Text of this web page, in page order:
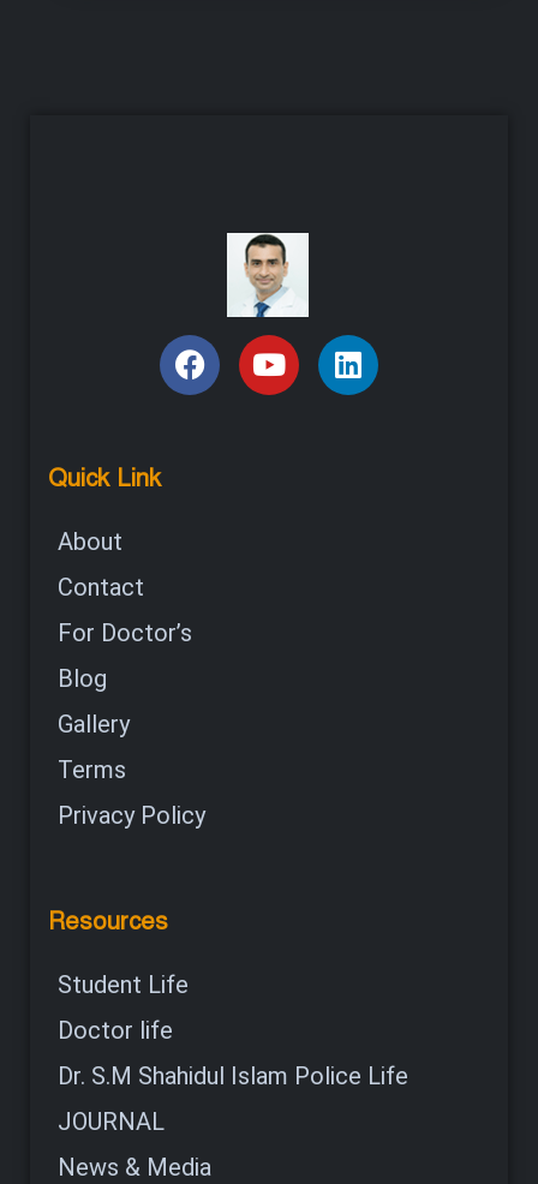
Quick Link
About
Contact
For Doctor’s
Blog
Gallery
Terms
Privacy Policy
Resources
Student Life
Doctor life
Dr. S.M Shahidul Islam Police Life
JOURNAL
News & Media